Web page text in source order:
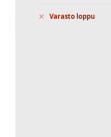
Varasto loppu